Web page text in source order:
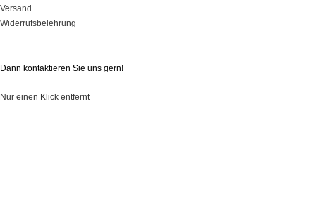
Versand
Widerrufsbelehrung
Dann kontaktieren Sie uns gern!
Nur einen Klick entfernt